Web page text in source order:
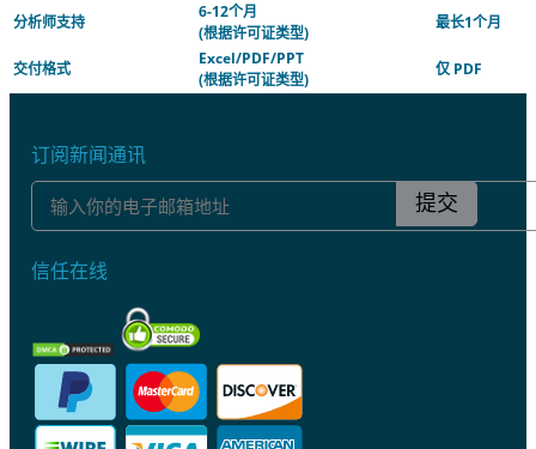
分析师支持
6-12个月
(根据许可证类型)
最长1个月
交付格式
Excel/PDF/PPT
(根据许可证类型)
仅 PDF
订阅新闻通讯
提交
信任在线